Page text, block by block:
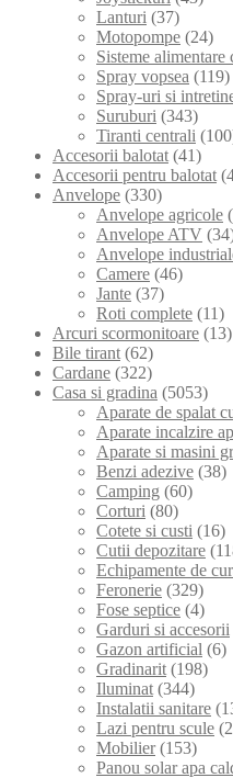
Lanturi (37)
Motopompe (24)
Sisteme alimentare
Spray vopsea (119)
Spray-uri si
Suruburi (343)
Tiranti centrali
Accesorii balotat (41)
Accesorii pentru balotat
Anvelope (330)
Anvelope agricole
Anvelope ATV
Anvelope
Camere (46)
Jante (37)
Roti complete (11)
Arcuri scormonitoare (13)
Bile tirant (62)
Cardane (322)
Casa si gradina (5053)
Aparate de spalat
Aparate incalzire
Aparate si masini
Benzi adezive (38)
Camping (60)
Corturi (80)
Cotete si custi (16)
Cutii depozitare
Echipamente de
Feronerie (329)
Fose septice (4)
Garduri si accesorii
Gazon artificial (6)
Gradinarit (198)
Iluminat (344)
Instalatii sanitare
Lazi pentru scule
Mobilier (153)
Panou solar apa